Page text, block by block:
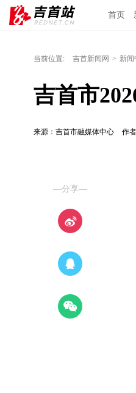
首页
当前位置: 吉首新闻网 > 新闻
吉首市
来源：吉首市融媒体中心 作
—分享—